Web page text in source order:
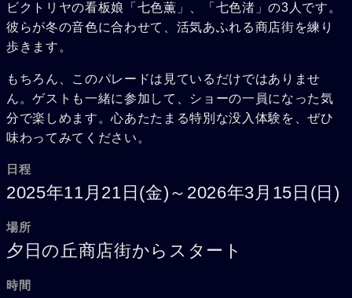
ビクトリヤの看板娘「七色薫」、「七色渚」の3人です。
彼らが冬の音色に合わせて、活気あふれる商店街を練り
歩きます。
もちろん、このパレードは見ているだけではありませ
ん。ゲストも一緒に参加して、ショーの一員になった気
分で楽しめます。心あたたまる特別な没入体験を、ぜひ
味わってみてください。
日程
2025年11月21日(金)～2026年3月15日(日)
場所
夕日の丘商店街からスタート
時間